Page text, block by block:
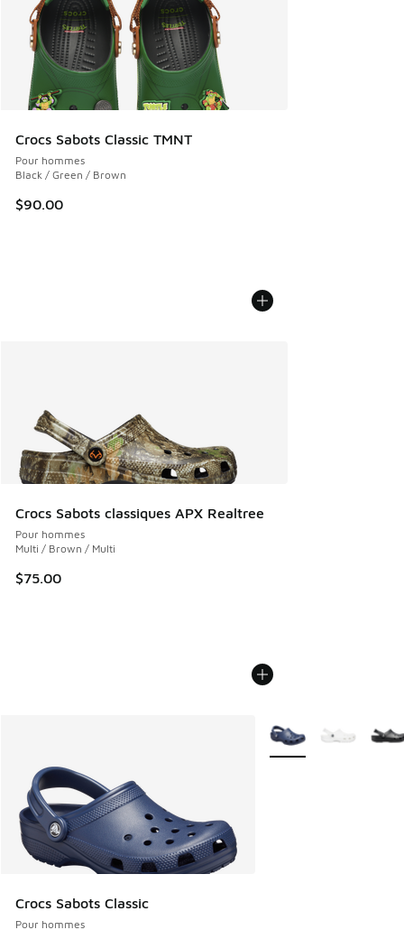
Crocs Sabots Classic TMNT
Pour hommes
Black / Green / Brown
$90.00
Crocs Sabots classiques APX Realtree
Pour hommes
Multi / Brown / Multi
$75.00
Crocs Sabots Classic
Pour hommes
Plus de couleurs